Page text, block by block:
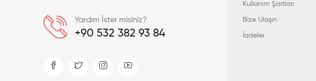
Yardım İster misiniz?
+90 532 382 93 84
Kullanım Şartları
Bize Ulaşın
İadeler